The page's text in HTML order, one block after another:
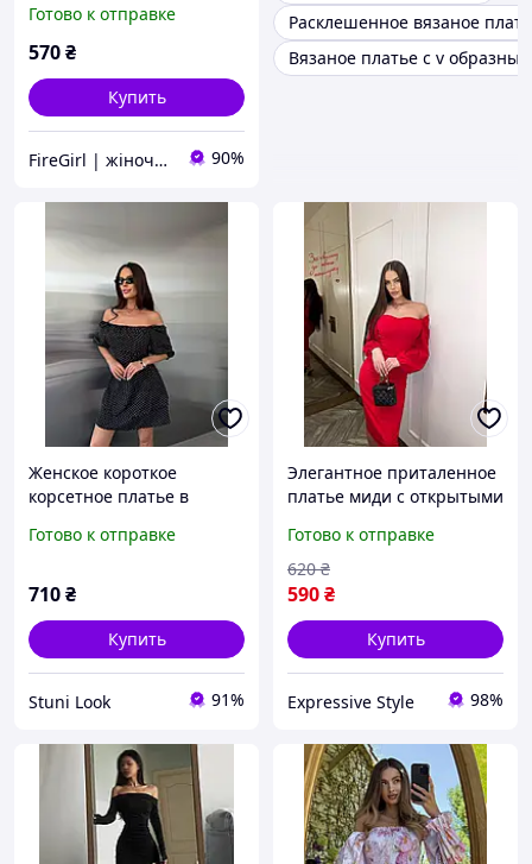
короткое (черное, белое)
с коротким рукавом
Готово к отправке
570₴
Купить
FireGirl | жіночий одяг 90%
Расклешенное вязаное
Вязаное платье с v
Женское короткое
корсетное платье в
шнуровке-завязках с
короткий рукав
Готово к отправке
710₴
Купить
Stuni Look 91%
Элегантное приталенное
платье миди с открытыми
(черный красный) размер
42-44 44-46
Готово к отправке
590₴
620 ₴
Купить
Expressive Style 98%